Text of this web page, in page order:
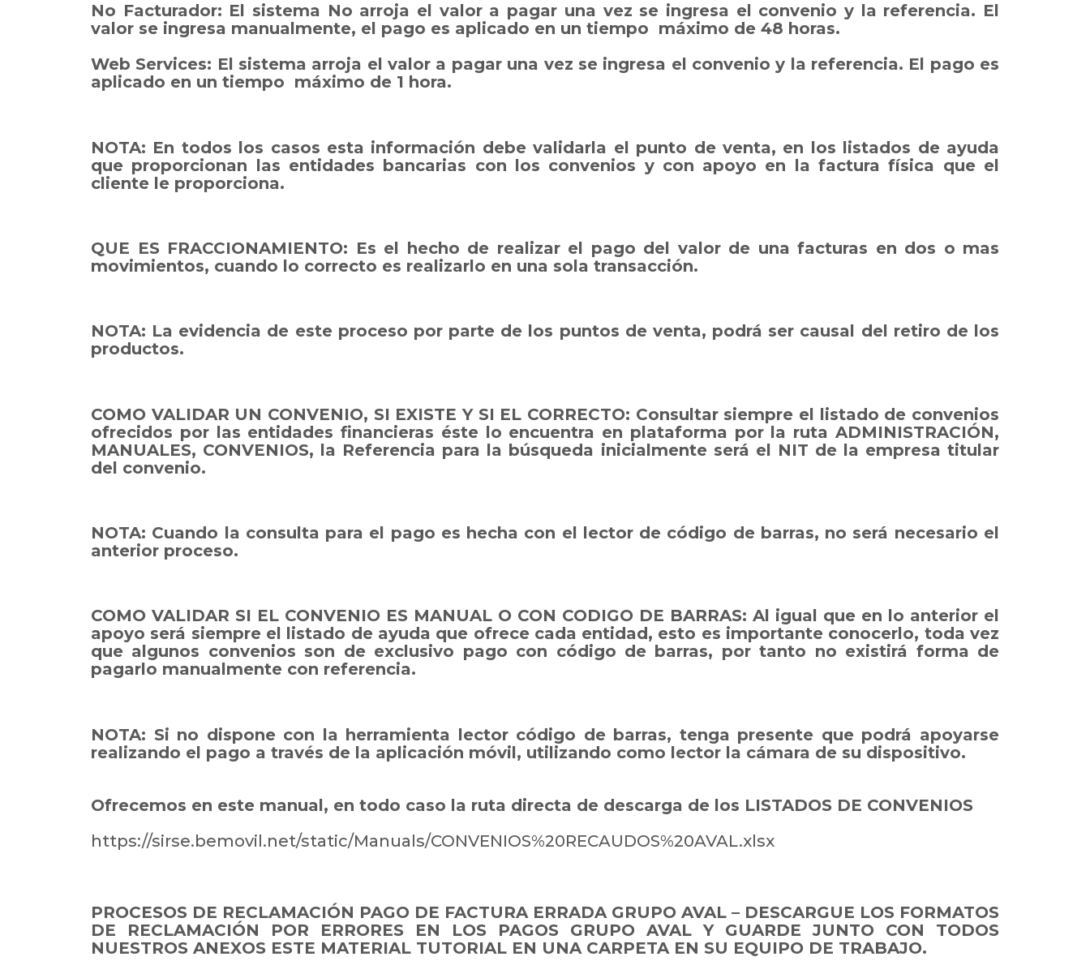
No Facturador: El sistema No arroja el valor a pagar una vez se ingresa el convenio y la referencia. El
valor se ingresa manualmente, el pago es aplicado en un tiempo máximo de 48 horas.
Web Services: El sistema arroja el valor a pagar una vez se ingresa el convenio y la referencia. El pago es
aplicado en un tiempo máximo de 1 hora.
NOTA: En todos los casos esta información debe validarla el punto de venta, en los listados de ayuda
que proporcionan las entidades bancarias con los convenios y con apoyo en la factura física que el
cliente le proporciona.
QUE ES FRACCIONAMIENTO: Es el hecho de realizar el pago del valor de una facturas en dos o mas
movimientos, cuando lo correcto es realizarlo en una sola transacción.
NOTA: La evidencia de este proceso por parte de los puntos de venta, podrá ser causal del retiro de los
productos.
COMO VALIDAR UN CONVENIO, SI EXISTE Y SI EL CORRECTO: Consultar siempre el listado de convenios
ofrecidos por las entidades financieras éste lo encuentra en plataforma por la ruta ADMINISTRACIÓN,
MANUALES, CONVENIOS, la Referencia para la búsqueda inicialmente será el NIT de la empresa titular
del convenio.
NOTA: Cuando la consulta para el pago es hecha con el lector de código de barras, no será necesario el
anterior proceso.
COMO VALIDAR SI EL CONVENIO ES MANUAL O CON CODIGO DE BARRAS: Al igual que en lo anterior el
apoyo será siempre el listado de ayuda que ofrece cada entidad, esto es importante conocerlo, toda vez
que algunos convenios son de exclusivo pago con código de barras, por tanto no existirá forma de
pagarlo manualmente con referencia.
NOTA: Si no dispone con la herramienta lector código de barras, tenga presente que podrá apoyarse
realizando el pago a través de la aplicación móvil, utilizando como lector la cámara de su dispositivo.
Ofrecemos en este manual, en todo caso la ruta directa de descarga de los LISTADOS DE CONVENIOS
https://sirse.bemovil.net/static/Manuals/CONVENIOS%20RECAUDOS%20AVAL.xlsx
PROCESOS DE RECLAMACIÓN PAGO DE FACTURA ERRADA GRUPO AVAL – DESCARGUE LOS FORMATOS
DE RECLAMACIÓN POR ERRORES EN LOS PAGOS GRUPO AVAL Y GUARDE JUNTO CON TODOS
NUESTROS ANEXOS ESTE MATERIAL TUTORIAL EN UNA CARPETA EN SU EQUIPO DE TRABAJO.